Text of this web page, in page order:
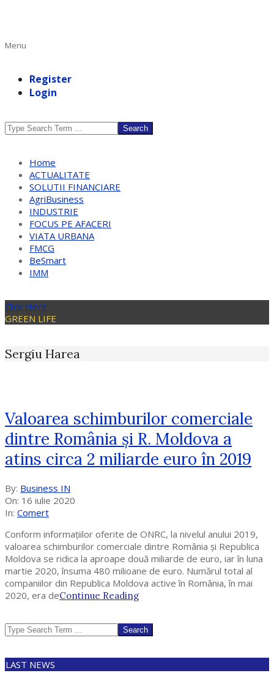
Primary
Menu
Register
Login
Search
Home
ACTUALITATE
SOLUTII FINANCIARE
AgriBusiness
INDUSTRIE
FOCUS PE AFACERI
VIATA URBANA
FMCG
BeSmart
IMM
Click Here
GREEN LIFE
Sergiu Harea
Valoarea schimburilor comerciale
dintre România și R. Moldova a
atins circa 2 miliarde euro în 2019
2020-
07-
16
By: Business IN
On: 16 iulie 2020
In: Comert
Conform informațiilor oferite de ONRC, la nivelul anului 2019,
valoarea schimburilor comerciale dintre România și Republica
Moldova se ridica la aproape două miliarde de euro, iar în luna
martie 2020, însuma 480 milioane de euro. Numărul total al
companiilor din Republica Moldova active în România, în mai
2020, era deContinue Reading
Search
LAST NEWS